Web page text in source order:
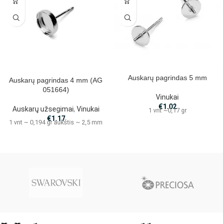
Auskarų pagrindas 4 mm (AG
051664)
Auskarų užsegimai, Vinukai
€1.17
1 vnt ~ 0,194 gr aukštis ~ 2,5 mm
Auskarų pagrindas 5 mm
Vinukai
€1.02
1 vnt ~0,17 gr